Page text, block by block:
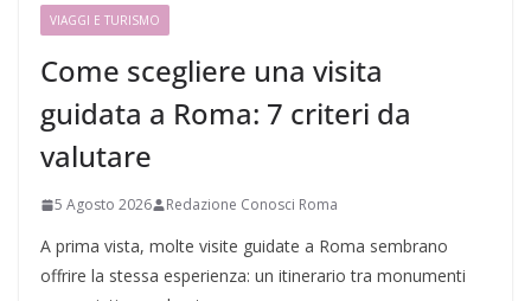
VIAGGI E TURISMO
Come scegliere una visita
guidata a Roma: 7 criteri da
valutare
5 Agosto 2026 Redazione Conosci Roma
A prima vista, molte visite guidate a Roma sembrano
offrire la stessa esperienza: un itinerario tra monumenti